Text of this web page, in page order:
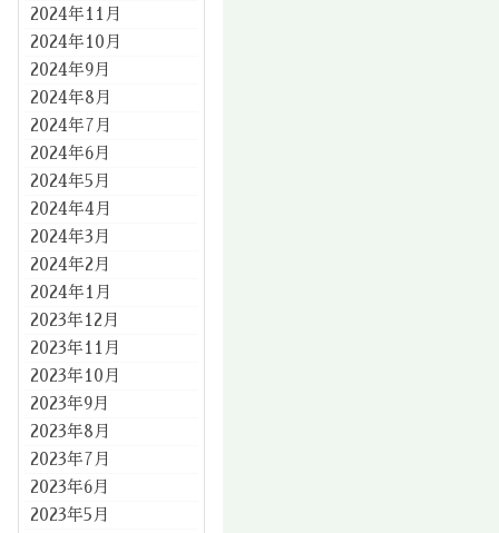
2024年11月
2024年10月
2024年9月
2024年8月
2024年7月
2024年6月
2024年5月
2024年4月
2024年3月
2024年2月
2024年1月
2023年12月
2023年11月
2023年10月
2023年9月
2023年8月
2023年7月
2023年6月
2023年5月